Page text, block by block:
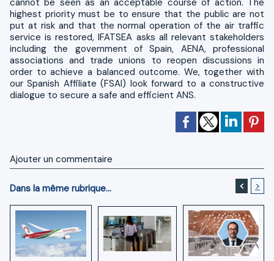
highest priority must be to ensure that the public are not
put at risk and that the normal operation of the air traffic
service is restored, IFATSEA asks all relevant stakeholders
including the government of Spain, AENA, professional
associations and trade unions to reopen discussions in
order to achieve a balanced outcome. We, together with
our Spanish Affiliate (FSAI) look forward to a constructive
dialogue to secure a safe and efficient ANS.
Ajouter un commentaire
Dans la même rubrique... < >